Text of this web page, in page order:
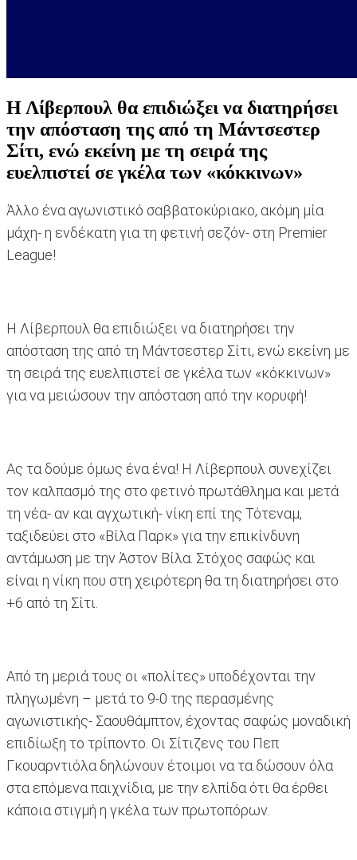
Η Λίβερπουλ θα επιδιώξει να διατηρήσει
την απόσταση της από τη Μάντσεστερ
Σίτι, ενώ εκείνη με τη σειρά της
ευελπιστεί σε γκέλα των «κόκκινων»
Άλλο ένα αγωνιστικό σαββατοκύριακο, ακόμη μία
μάχη- η ενδέκατη για τη φετινή σεζόν- στη Premier
League!
Η Λίβερπουλ θα επιδιώξει να διατηρήσει την
απόσταση της από τη Μάντσεστερ Σίτι, ενώ εκείνη με
τη σειρά της ευελπιστεί σε γκέλα των «κόκκινων»
για να μειώσουν την απόσταση από την κορυφή!
Ας τα δούμε όμως ένα ένα! Η Λίβερπουλ συνεχίζει
τον καλπασμό της στο φετινό πρωτάθλημα και μετά
τη νέα- αν και αγχωτική- νίκη επί της Τότεναμ,
ταξιδεύει στο «Βίλα Παρκ» για την επικίνδυνη
αντάμωση με την Άστον Βίλα. Στόχος σαφώς και
είναι η νίκη που στη χειρότερη θα τη διατηρήσει στο
+6 από τη Σίτι.
Από τη μεριά τους οι «πολίτες» υποδέχονται την
πληγωμένη – μετά το 9-0 της περασμένης
αγωνιστικής- Σαουθάμπτον, έχοντας σαφώς μοναδική
επιδίωξη το τρίποντο. Οι Σίτιζενς του Πεπ
Γκουαρντιόλα δηλώνουν έτοιμοι να τα δώσουν όλα
στα επόμενα παιχνίδια, με την ελπίδα ότι θα έρθει
κάποια στιγμή η γκέλα των πρωτοπόρων.